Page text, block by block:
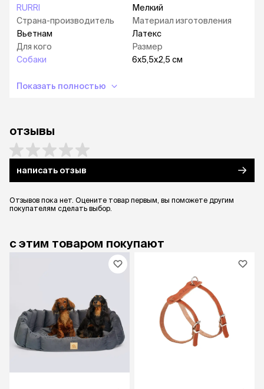
RURRI
Страна-производитель
Вьетнам
Для кого
Собаки
Мелкий
Материал изготовления
Латекс
Размер
6х5,5х2,5 см
Показать полностью
отзывы
написать отзыв
Отзывов пока нет. Оцените товар первым, вы поможете другим
покупателям сделать выбор.
с этим товаром покупают